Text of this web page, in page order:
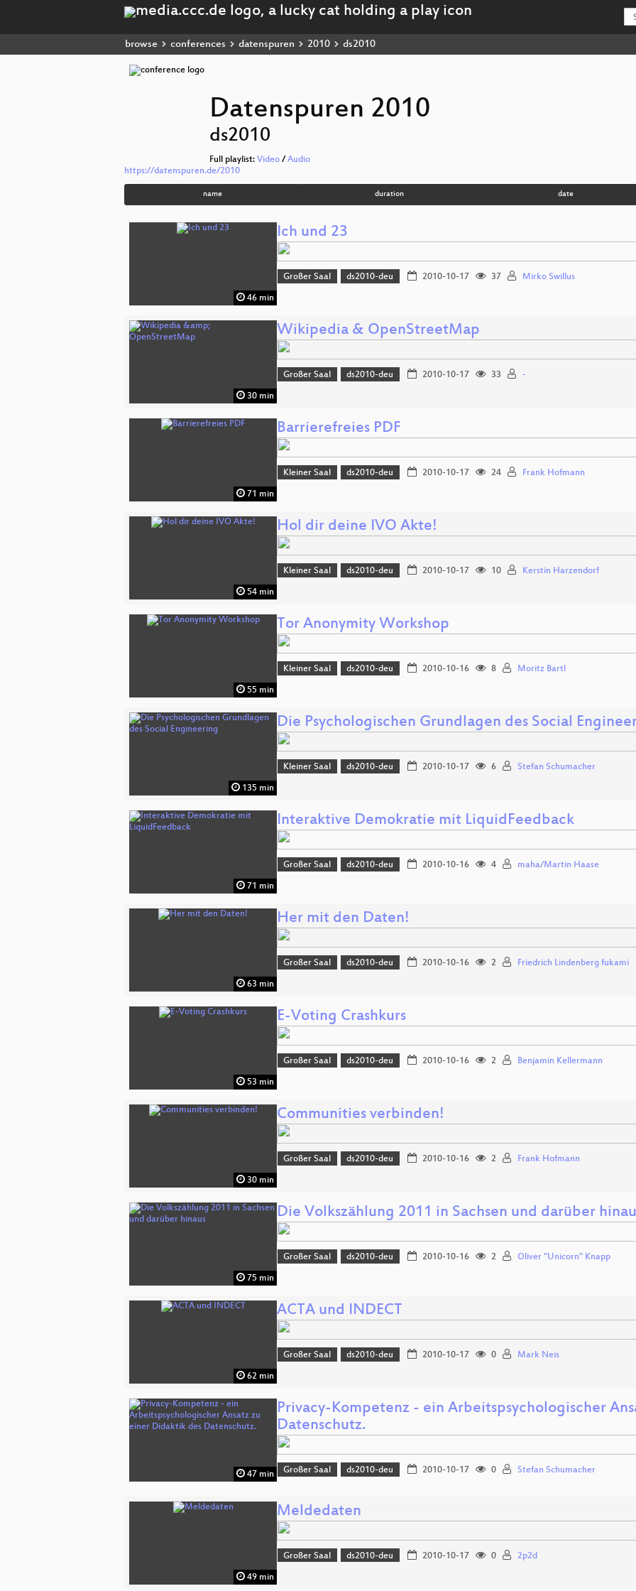
browse conferences datenspuren 2010 ds2010
Datenspuren 2010
ds2010
Full playlist: Video / Audio
https://datenspuren.de/2010
name duration date
46 min
Ich und 23
Großer Saal ds2010-deu 2010-10-17 37 Mirko Swillus
30 min
Wikipedia & OpenStreetMap
Großer Saal ds2010-deu 2010-10-17 33 -
71 min
Barrierefreies PDF
Kleiner Saal ds2010-deu 2010-10-17 24 Frank Hofmann
54 min
Hol dir deine IVO Akte!
Kleiner Saal ds2010-deu 2010-10-17 10 Kerstin Harzendorf
55 min
Tor Anonymity Workshop
Kleiner Saal ds2010-deu 2010-10-16 8 Moritz Bartl
135 min
Die Psychologischen Grundlagen des Social
Kleiner Saal ds2010-deu 2010-10-17 6 Stefan Schumacher
71 min
Interaktive Demokratie mit LiquidFeedback
Großer Saal ds2010-deu 2010-10-16 4 maha/Martin Haase
63 min
Her mit den Daten!
Großer Saal ds2010-deu 2010-10-16 2 Friedrich Lindenberg fukami
53 min
E-Voting Crashkurs
Großer Saal ds2010-deu 2010-10-16 2 Benjamin Kellermann
30 min
Communities verbinden!
Großer Saal ds2010-deu 2010-10-16 2 Frank Hofmann
75 min
Die Volkszählung 2011 in Sachsen und darüber
Großer Saal ds2010-deu 2010-10-16 2 Oliver "Unicorn" Knapp
62 min
ACTA und INDECT
Großer Saal ds2010-deu 2010-10-17 0 Mark Neis
47 min
Privacy-Kompetenz - ein Arbeitspsychologischer
Datenschutz.
Großer Saal ds2010-deu 2010-10-17 0 Stefan Schumacher
49 min
Meldedaten
Großer Saal ds2010-deu 2010-10-17 0 2p2d